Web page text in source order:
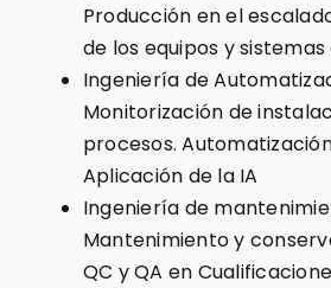
Producción en el
de los equipos y
Ingeniería de
Monitorización de
procesos.
Aplicación de la IA
Ingeniería de
Mantenimiento y
QC y QA en